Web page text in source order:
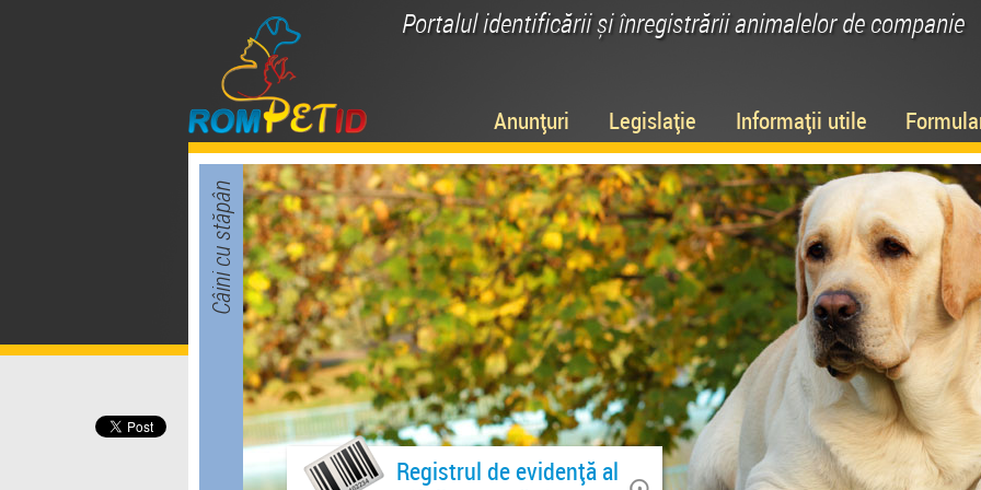
Portalul identificării și înregistrării animalelor de companie
Anunțuri Legislație Informații utile
Câini cu stăpân
Registrul de evidență al